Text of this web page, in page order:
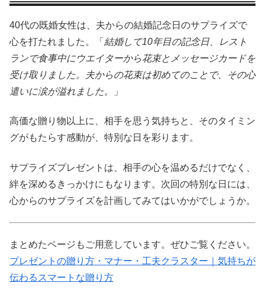
40代の既婚女性は、夫からの結婚記念日のサプライズで
心を打たれました。「 結婚して10年目の記念日、レスト
ランで食事中にウエイターから花束とメッセージカードを
受け取りました。夫からの花束は初めてのことで、その心
遣いに涙が溢れました。
」
高価な贈り物以上に、相手を思う気持ちと、そのタイミン
グがもたらす感動が、特別な日を彩ります。
サプライズプレゼントは、相手の心を温めるだけでなく、
絆を深めるきっかけにもなります。次回の特別な日には、
心からのサプライズを計画してみてはいかがでしょうか。
まとめたページもご用意しています。ぜひご覧ください。
プレゼントの贈り方・マナー・工夫クラスター｜気持ちが
伝わるスマートな贈り方